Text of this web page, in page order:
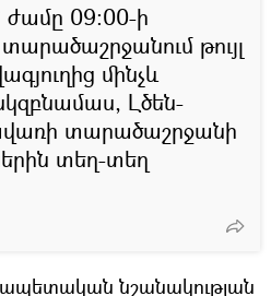
ժամը 09։00-ի
թույլ
մինչև
Լծեն-
տարածաշրջանի
տեղ-տեղ
նշանակության